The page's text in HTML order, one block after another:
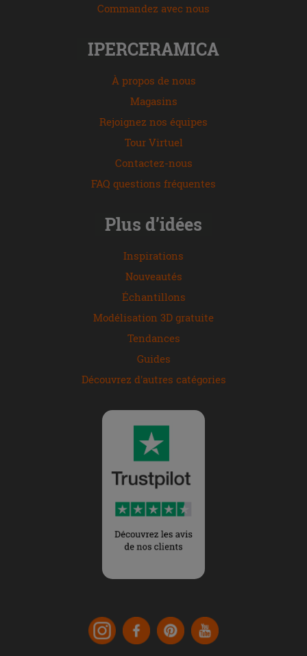
Commandez avec nous
IPERCERAMICA
À propos de nous
Magasins
Rejoignez nos équipes
Tour Virtuel
Contactez-nous
FAQ questions fréquentes
Plus d’idées
Inspirations
Nouveautés
Échantillons
Modélisation 3D gratuite
Tendances
Guides
Découvrez d'autres catégories